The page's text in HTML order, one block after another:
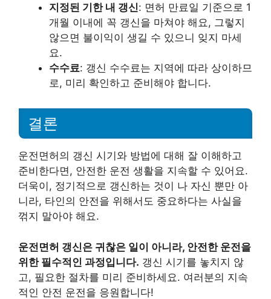
지정된 기한 내 갱신: 면허 만료일 기준으로 1
개월 이내에 꼭 갱신을 마쳐야 해요, 그렇지
않으면 불이익이 생길 수 있으니 잊지 마세
요.
수수료: 갱신 수수료는 지역에 따라 상이하므
로, 미리 확인하고 준비해야 합니다.
결론
운전면허의 갱신 시기와 방법에 대해 잘 이해하고
준비한다면, 안전한 운전 생활을 지속할 수 있어요.
더욱이, 정기적으로 갱신하는 것이 나 자신 뿐만 아
니라, 타인의 안전을 위해서도 중요하다는 사실을
꺾지 말아야 해요.
운전면허 갱신은 귀찮은 일이 아니라, 안전한 운전을
위한 필수적인 과정입니다. 갱신 시기를 놓치지 않
고, 필요한 절차를 미리 준비하세요. 여러분의 지속
적인 안전 운전을 응원합니다!